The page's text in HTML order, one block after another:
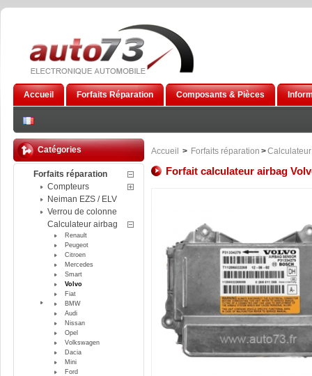
Accueil Forfaits Réparation Composants & Pièces
Catégories
Forfaits réparation
Compteurs
Neiman EZS / ELV
Verrou de colonne
Calculateur airbag
Renault
Peugeot
Citroen
Mercedes
Smart
Volvo
Fiat
BMW
Audi
Nissan
Opel
Volkswagen
Dacia
Mini
Ford
Accueil > Forfaits réparation >
Forfait calculateur airbag